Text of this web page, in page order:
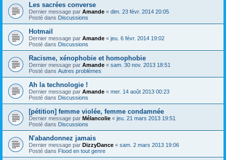
Les sacrées converse
Dernier message par Amande « dim. 23 févr. 2014 20:05
Posté dans Discussions
Hotmail
Dernier message par Amande « jeu. 6 févr. 2014 19:02
Posté dans Discussions
Racisme, xénophobie et homophobie
Dernier message par Amande « sam. 30 nov. 2013 18:51
Posté dans Autres problèmes
Ah la technologie !
Dernier message par Amande « mer. 14 août 2013 00:23
Posté dans Discussions
[pétition] femme violée, femme condamnée
Dernier message par Mélancolie « jeu. 21 mars 2013 19:51
Posté dans Discussions
N'abandonnez jamais
Dernier message par DizzyDance « sam. 2 mars 2013 19:06
Posté dans Flood en tout genre